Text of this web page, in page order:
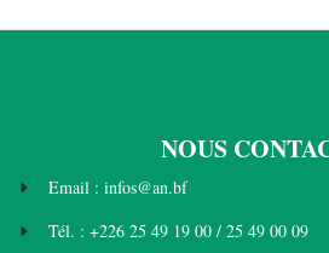
NOUS
Email : infos@an.bf
Tél. : +226 25 49 19 00 / 25 49 00 09